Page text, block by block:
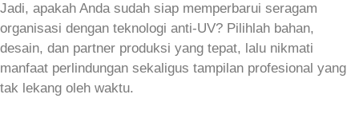
Jadi, apakah Anda sudah siap memperbarui seragam
organisasi dengan teknologi anti‑UV? Pilihlah bahan,
desain, dan partner produksi yang tepat, lalu nikmati
manfaat perlindungan sekaligus tampilan profesional yang
tak lekang oleh waktu.